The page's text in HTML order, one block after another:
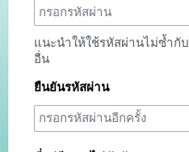
แนะนำให้ใช้รหัสผ่านไม่ซ้ำกั
อื่น
ยืนยันรหัสผ่าน